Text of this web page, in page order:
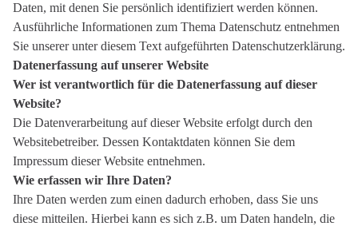
Daten, mit denen Sie persönlich identifiziert werden können.
Ausführliche Informationen zum Thema Datenschutz entnehmen
Sie unserer unter diesem Text aufgeführten Datenschutzerklärung.
Datenerfassung auf unserer Website
Wer ist verantwortlich für die Datenerfassung auf dieser
Website?
Die Datenverarbeitung auf dieser Website erfolgt durch den
Websitebetreiber. Dessen Kontaktdaten können Sie dem
Impressum dieser Website entnehmen.
Wie erfassen wir Ihre Daten?
Ihre Daten werden zum einen dadurch erhoben, dass Sie uns
diese mitteilen. Hierbei kann es sich z.B. um Daten handeln, die